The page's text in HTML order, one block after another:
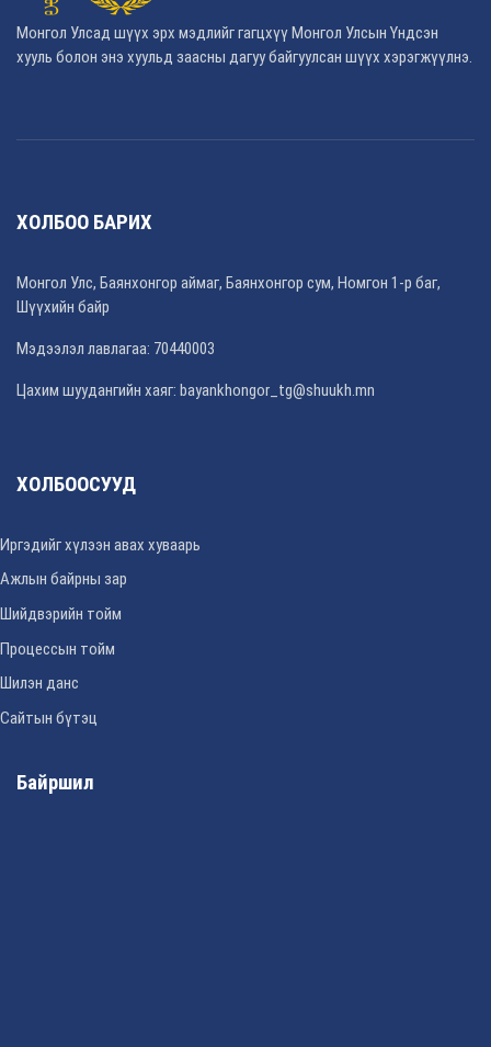
Монгол Улсад шүүх эрх мэдлийг гагцхүү Монгол Улсын Үндсэн
хууль болон энэ хуульд заасны дагуу байгуулсан шүүх хэрэгжүүлнэ.
ХОЛБОО БАРИХ
Монгол Улс, Баянхонгор аймаг, Баянхонгор сум, Номгон 1-р баг,
Шүүхийн байр
Мэдээлэл лавлагаа: 70440003
Цахим шуудангийн хаяг: bayankhongor_tg@shuukh.mn
ХОЛБООСУУД
Иргэдийг хүлээн авах хуваарь
Ажлын байрны зар
Шийдвэрийн тойм
Процессын тойм
Шилэн данс
Сайтын бүтэц
Байршил